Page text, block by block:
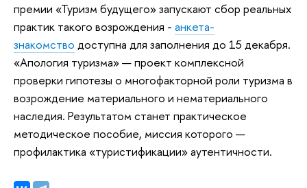
премии «Туризм будущего» запускают сбор реальных
практик такого возрождения - анкета-
знакомство доступна для заполнения до 15 декабря.
«Апология туризма» — проект комплексной
проверки гипотезы о многофакторной роли туризма в
возрождение материального и нематериального
наследия. Результатом станет практическое
методическое пособие, миссия которого —
профилактика «туристификации» аутентичности.